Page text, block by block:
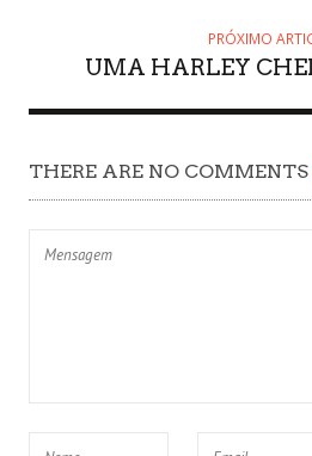
PRÓXIMO
UMA HARLEY
THERE ARE NO COMMENTS